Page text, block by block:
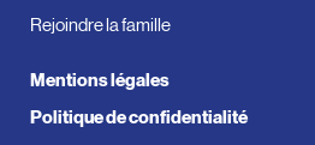
Rejoindre la famille
Mentions légales
Politique de confidentialité